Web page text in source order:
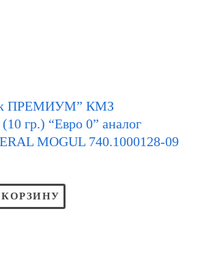
ПРЕМИУМ” КМЗ
гр.) “Евро 0” аналог
MOGUL 740.1000128-09
КОРЗИНУ